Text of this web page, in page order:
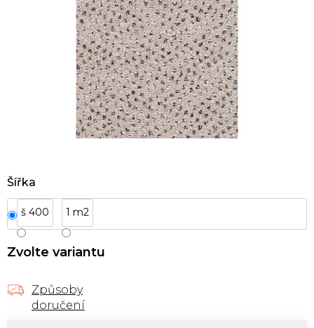
Šířka
š 400 1 m2
Zvolte variantu
Způsoby
doručení